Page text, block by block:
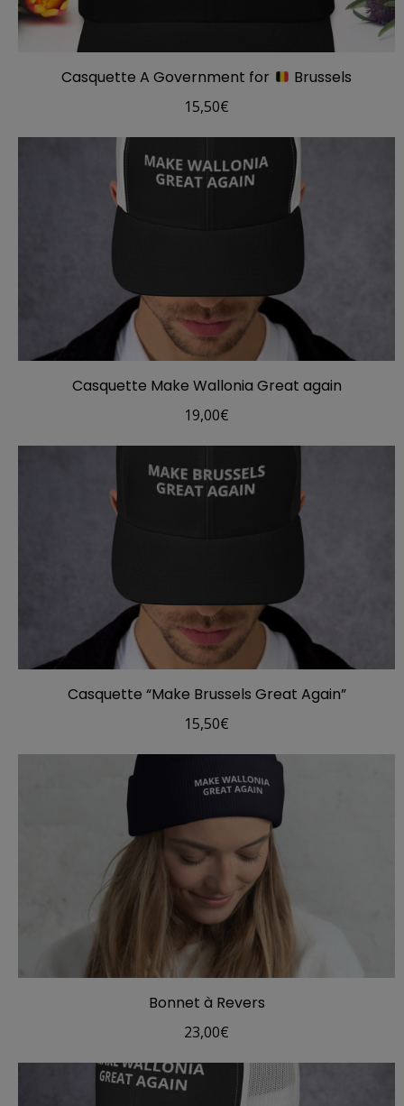
Casquette A Government for Brussels
15,50€
Casquette Make Wallonia Great again
19,00€
Casquette “Make Brussels Great Again”
15,50€
Bonnet à Revers
23,00€